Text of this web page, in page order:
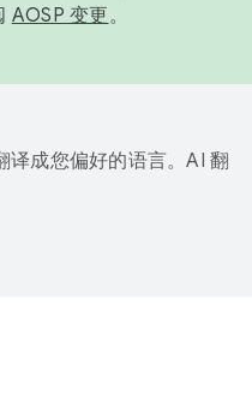
AOSP 变更。
成您偏好的语言。AI 翻